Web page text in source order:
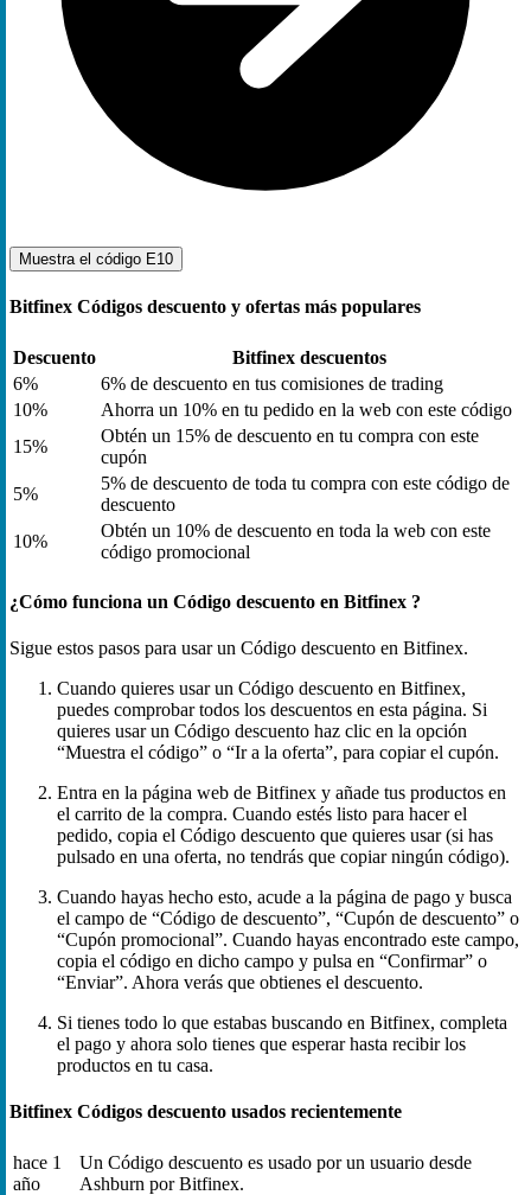
Muestra el código E10
Bitfinex Códigos descuento y ofertas más populares
Descuento
Bitfinex descuentos
6%
6% de descuento en tus comisiones de trading
10%
Ahorra un 10% en tu pedido en la web con este código
15%
Obtén un 15% de descuento en tu compra con este
cupón
5%
5% de descuento de toda tu compra con este código de
descuento
10%
Obtén un 10% de descuento en toda la web con este
código promocional
¿Cómo funciona un Código descuento en Bitfinex ?
Sigue estos pasos para usar un Código descuento en Bitfinex.
Cuando quieres usar un Código descuento en Bitfinex,
puedes comprobar todos los descuentos en esta página. Si
quieres usar un Código descuento haz clic en la opción
“Muestra el código” o “Ir a la oferta”, para copiar el cupón.
Entra en la página web de Bitfinex y añade tus productos en
el carrito de la compra. Cuando estés listo para hacer el
pedido, copia el Código descuento que quieres usar (si has
pulsado en una oferta, no tendrás que copiar ningún código).
Cuando hayas hecho esto, acude a la página de pago y busca
el campo de “Código de descuento”, “Cupón de descuento” o
“Cupón promocional”. Cuando hayas encontrado este campo,
copia el código en dicho campo y pulsa en “Confirmar” o
“Enviar”. Ahora verás que obtienes el descuento.
Si tienes todo lo que estabas buscando en Bitfinex, completa
el pago y ahora solo tienes que esperar hasta recibir los
productos en tu casa.
Bitfinex Códigos descuento usados recientemente
hace 1
año
Un Código descuento es usado por un usuario desde
Ashburn por Bitfinex.